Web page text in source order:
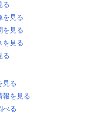
る
を見る
を見る
を見る
る
見る
報を見る
べる